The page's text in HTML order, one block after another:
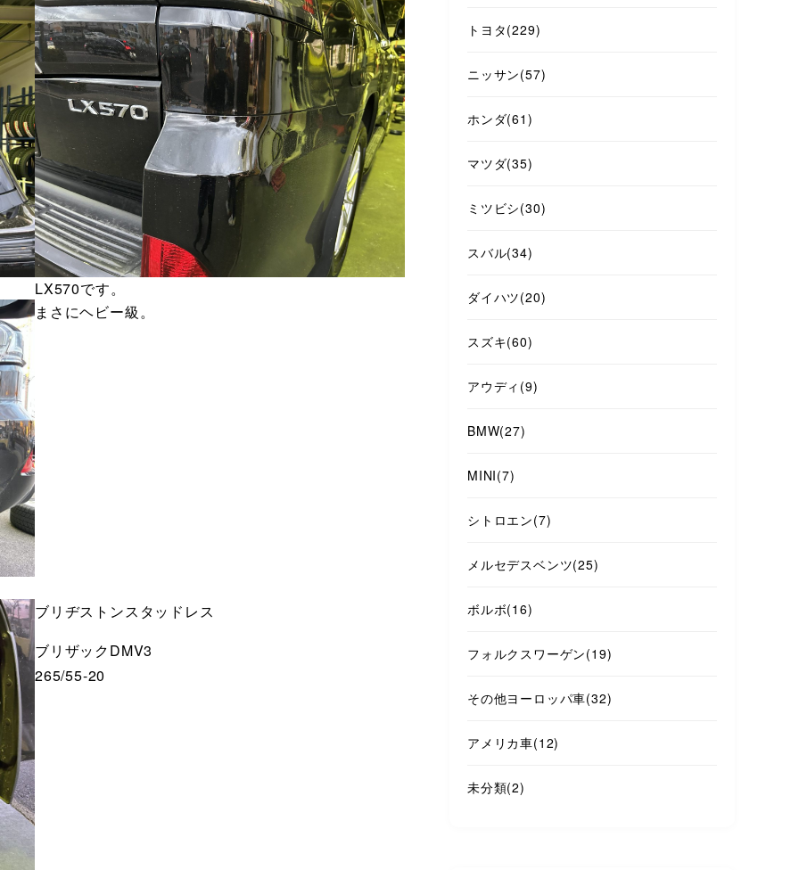
LX570です。
まさにヘビー級。
ブリヂストンスタッドレス
ブリザックDMV3
265/55-20
トヨタ(229)
ニッサン(57)
ホンダ(61)
マツダ(35)
ミツビシ(30)
スバル(34)
ダイハツ(20)
スズキ(60)
アウディ (9)
BMW(27)
MINI(7)
シトロエン(7)
メルセデスベンツ(25)
ボルボ(16)
フォルクスワーゲン(19)
その他ヨーロッパ車(32)
アメリカ車(12)
未分類(2)